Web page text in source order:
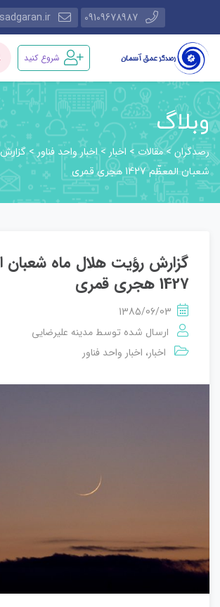
09109678987
شروع کنید
وبلاگ
رصدگران>مقالات> اخبار >اخبار واحد فناور>
شعبان المعظّم 1427 هجری قمری
گزارش رؤيت هلال ماه شعبان
1427 هجری قمری
1385/06/03
ارسال شده توسط مدینه علیرضایی
اخبار، اخبار واحد فناور